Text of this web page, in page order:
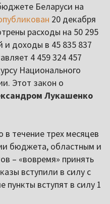
Беларуси на
20 декабря
расходы на 50 295
и доходы в 45 835 837
4 459 324 457
Национального
Этот закон о
Лукашенко
в течение трех месяцев
бюджета, областным и
– «вовремя» принять
вступили в силу с
пункты вступят в силу 1